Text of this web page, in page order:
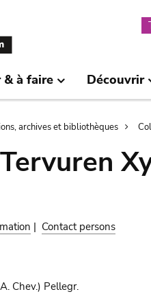
à faire Découvrir
archives et bibliothèques
Tervuren
| Contact persons
Chev.) Pellegr.